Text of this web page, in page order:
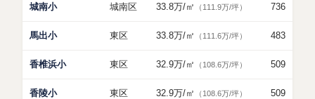
城南小 城南区 33.8万/㎡ （111.9万/坪） 736
馬出小 東区 33.8万/㎡ （111.6万/坪） 483
香椎浜小 東区 32.9万/㎡ （108.6万/坪） 509
香陵小 東区 32.9万/㎡ （108.6万/坪） 509